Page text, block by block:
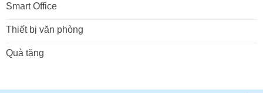
Smart Office
Thiết bị văn phòng
Quà tặng